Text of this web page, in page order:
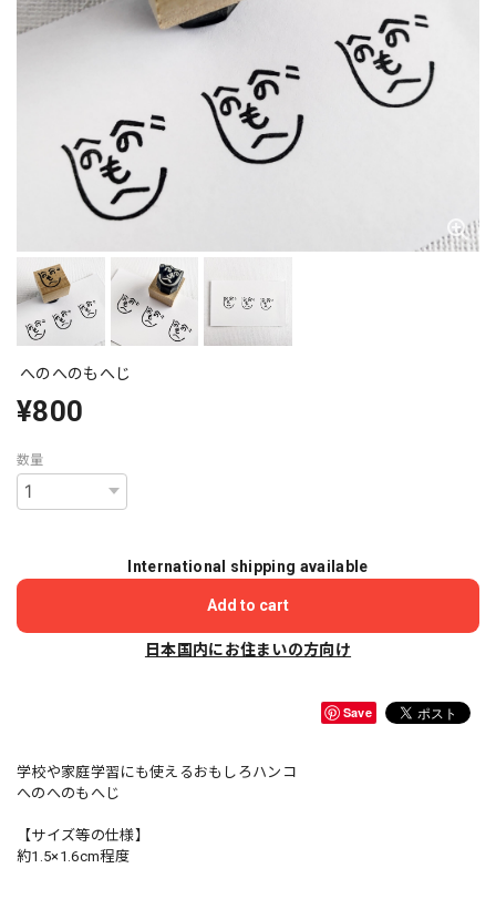
へのへのもへじ
¥800
数量
International shipping available
Add to cart
日本国内にお住まいの方向け
Save
学校や家庭学習にも使えるおもしろハンコ
へのへのもへじ
【サイズ等の仕様】
約1.5×1.6cm程度